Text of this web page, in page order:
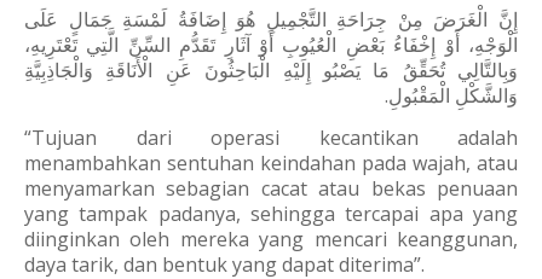
إِنَّ الْغَرَضَ مِنْ جِرَاحَةِ التَّجْمِيلِ هُوَ إِضَافَةُ لَمْسَةِ جَمَالٍ عَلَى
الْوَجْهِ، أَوْ إِخْفَاءُ بَعْضِ الْعُيُوبِ أَوْ آثَارِ تَقَدُّمِ السِّنِّ الَّتِي تَعْتَرِيهِ،
وَبِالتَّالِي تُحَقِّقُ مَا يَصْبُو إِلَيْهِ الْبَاحِثُونَ عَنِ الْأَنَاقَةِ وَالْجَاذِبِيَّةِ
وَالشَّكْلِ الْمَقْبُولِ.
“Tujuan dari operasi kecantikan adalah
menambahkan sentuhan keindahan pada wajah, atau
menyamarkan sebagian cacat atau bekas penuaan
yang tampak padanya, sehingga tercapai apa yang
diinginkan oleh mereka yang mencari keanggunan,
daya tarik, dan bentuk yang dapat diterima”.